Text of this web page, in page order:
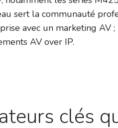
sert la communauté
avec un marketing AV
AV over IP.
clés